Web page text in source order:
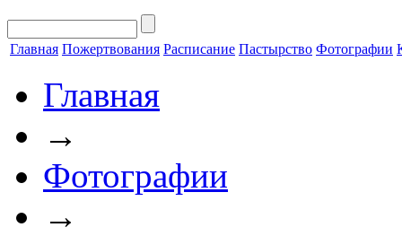
Главная Пожертвования Расписание Пастырство Фотографии
Главная
→
Фотографии
→